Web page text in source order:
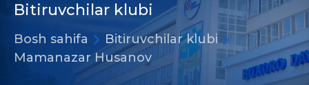
Bitiruvchilar klubi
Bosh sahifa
Bitiruvchilar klubi
Mamanazar Husanov